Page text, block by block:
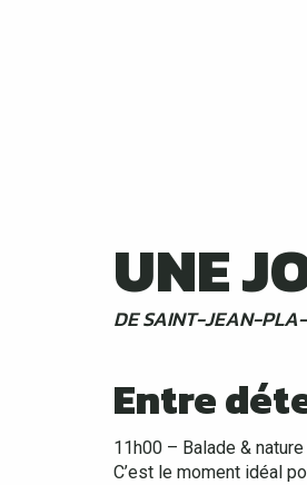
UNE
DE SAINT-JEAN-
Entre
11h00 – Balade & nature
C’est le moment idéal